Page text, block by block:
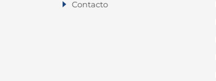
Contacto